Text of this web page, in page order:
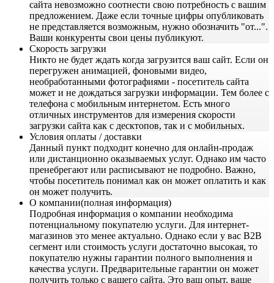
сайта невозможно соотнести свою потребность с вашим
предложением. Даже если точные цифры опубликовать
не представляется возможным, нужно обозначить "от...".
Ваши конкуренты свои цены публикуют.
Скорость загрузки
Никто не будет ждать когда загрузится ваш сайт. Если он
перегружен анимацией, фоновыми видео,
необработанными фотографиями - посетитель сайта
может и не дождаться загрузки информации. Тем более с
телефона с мобильным интернетом. Есть много
отличных инструментов для измерения скорости
загрузки сайта как с десктопов, так и с мобильных.
Условия оплаты / доставки
Данный пункт подходит конечно для онлайн-продаж
или дистанционно оказываемых услуг. Однако им часто
пренебрегают или расписывают не подробно. Важно,
чтобы посетитель понимал как он может оплатить и как
он может получить.
О компании(полная информация)
Подробная информация о компании необходима
потенциальному покупателю услуги. Для интернет-
магазинов это менее актуально. Однако если у вас B2B
сегмент или стоимость услуги достаточно высокая, то
покупателю нужны гарантии полного выполнения и
качества услуги. Предварительные гарантии он может
получить только с вашего сайта. Это ваш опыт, ваше